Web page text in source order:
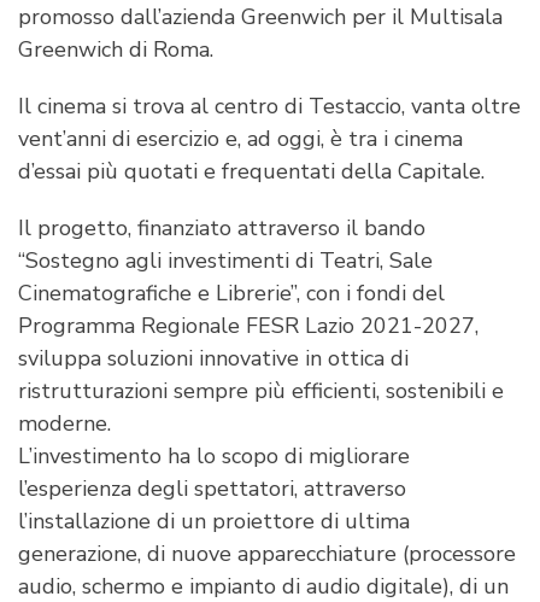
promosso dall’azienda Greenwich per il Multisala
Greenwich di Roma.
Il cinema si trova al centro di Testaccio, vanta oltre
vent’anni di esercizio e, ad oggi, è tra i cinema
d’essai più quotati e frequentati della Capitale.
Il progetto, finanziato attraverso il bando
“Sostegno agli investimenti di Teatri, Sale
Cinematografiche e Librerie”, con i fondi del
Programma Regionale FESR Lazio 2021-2027,
sviluppa soluzioni innovative in ottica di
ristrutturazioni sempre più efficienti, sostenibili e
moderne.
L’investimento ha lo scopo di migliorare
l’esperienza degli spettatori, attraverso
l’installazione di un proiettore di ultima
generazione, di nuove apparecchiature (processore
audio, schermo e impianto di audio digitale), di un